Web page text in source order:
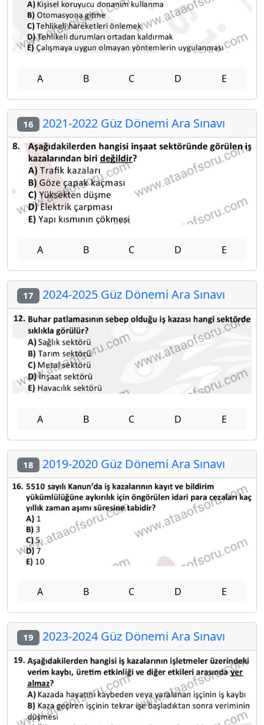
A B C D E
16 2021-2022 Güz Dönemi Ara Sınavı
A B C D E
17 2024-2025 Güz Dönemi Ara Sınavı
A B C D E
18 2019-2020 Güz Dönemi Ara Sınavı
A B C D E
19 2023-2024 Güz Dönemi Ara Sınavı